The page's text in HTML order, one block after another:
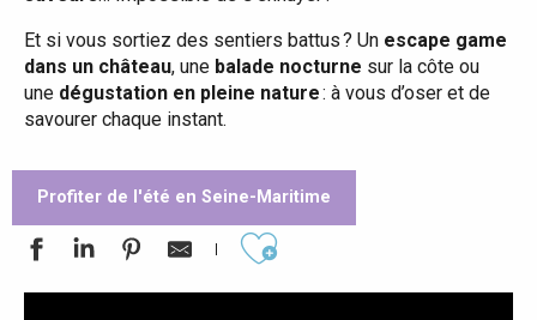
Et si vous sortiez des sentiers battus ? Un escape game
dans un château, une balade nocturne sur la côte ou
une dégustation en pleine nature: à vous d’oser et de
savourer chaque instant.
Profiter de l'été en Seine-Maritime
Ajouter aux favoris